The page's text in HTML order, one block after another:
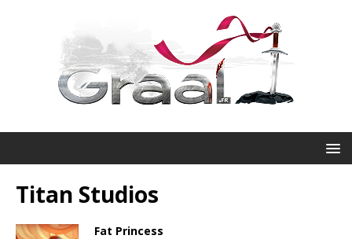
Titan Studios
Fat Princess